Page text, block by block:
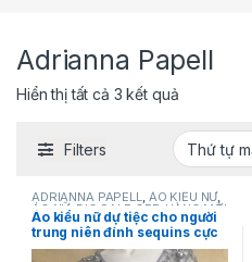
Adrianna Papell
Hiển thị tất cả 3 kết quả
Filters
ADRIANNA PAPELL, ÁO KIỂU NỮ,
ÁO NỮ, BIG SALE OFF, HÀNG MỚI
VỀ, NEW ,THỜI TRANG NỮ
Áo kiểu nữ dự tiệc cho người
trung niên đính sequins cực
đẹp sang trọng màu xám cổ